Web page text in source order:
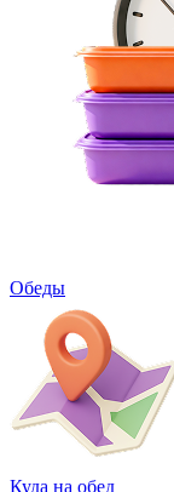
Обеды
Куда на обед